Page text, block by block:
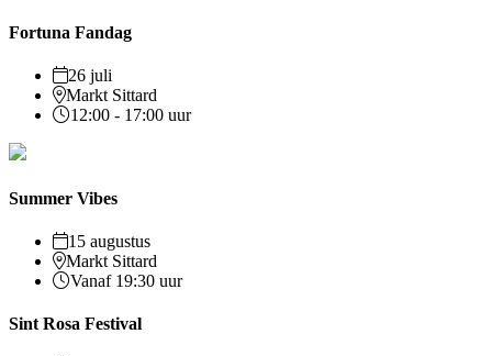
Fortuna Fandag
26 juli
Markt Sittard
12:00 - 17:00 uur
Summer Vibes
15 augustus
Markt Sittard
Vanaf 19:30 uur
Sint Rosa Festival